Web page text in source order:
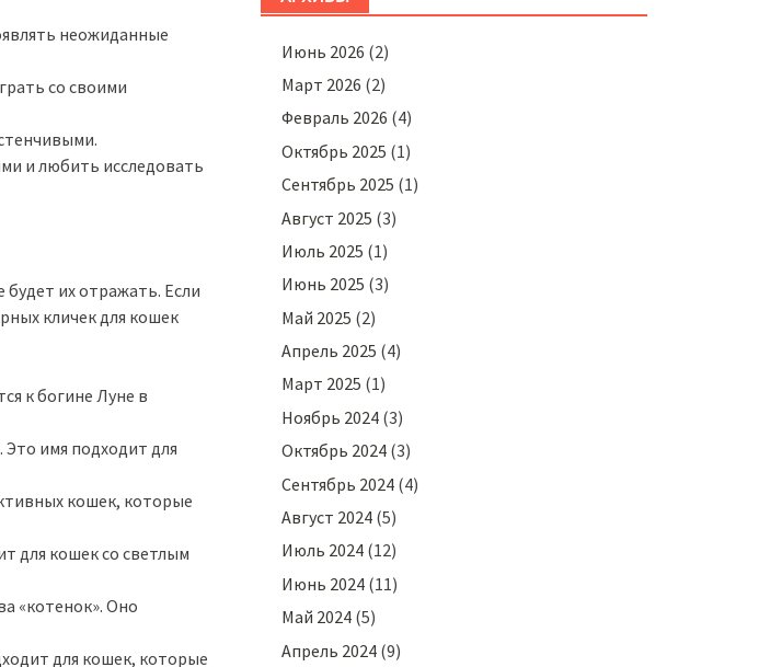
неожиданные
со своими
и любить исследовать
их отражать. Если
кличек для кошек
к богине Луне в
Это имя подходит для
кошек, которые
для кошек со светлым
«котенок». Оно
для кошек, которые
Июнь 2026 (2)
Март 2026 (2)
Февраль 2026 (4)
Октябрь 2025 (1)
Сентябрь 2025 (1)
Август 2025 (3)
Июль 2025 (1)
Июнь 2025 (3)
Май 2025 (2)
Апрель 2025 (4)
Март 2025 (1)
Ноябрь 2024(3)
Октябрь 2024(3)
Сентябрь 2024(4)
Август 2024(5)
Июль 2024(12)
Июнь 2024(11)
Май 2024(5)
Апрель 2024(9)